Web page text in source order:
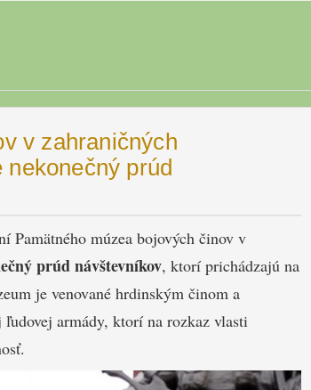
v zahraničných
prúd
múzea bojových činov v
prúd návštevníkov, ktorí prichádzajú na
je venované hrdinským činom a
armády, ktorí na rozkaz vlasti